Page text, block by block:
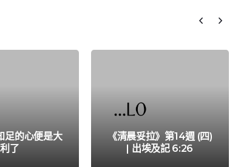
足的心便是大
利了
《清晨妥拉》第14週 (四)
| 出埃及記 6:26